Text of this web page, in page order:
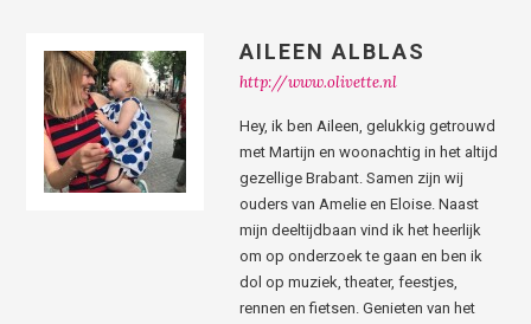
AILEEN ALBLAS
http://www.olivette.nl
Hey, ik ben Aileen, gelukkig getrouwd
met Martijn en woonachtig in het altijd
gezellige Brabant. Samen zijn wij
ouders van Amelie en Eloise. Naast
mijn deeltijdbaan vind ik het heerlijk
om op onderzoek te gaan en ben ik
dol op muziek, theater, feestjes,
rennen en fietsen. Genieten van het